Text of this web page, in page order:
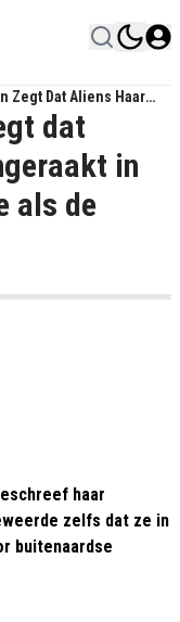
Zegt Dat Aliens Haar
De Jaren 60: 'Het
Van God'
dat
in
als de
haar
zelfs dat ze in
buitenaardse